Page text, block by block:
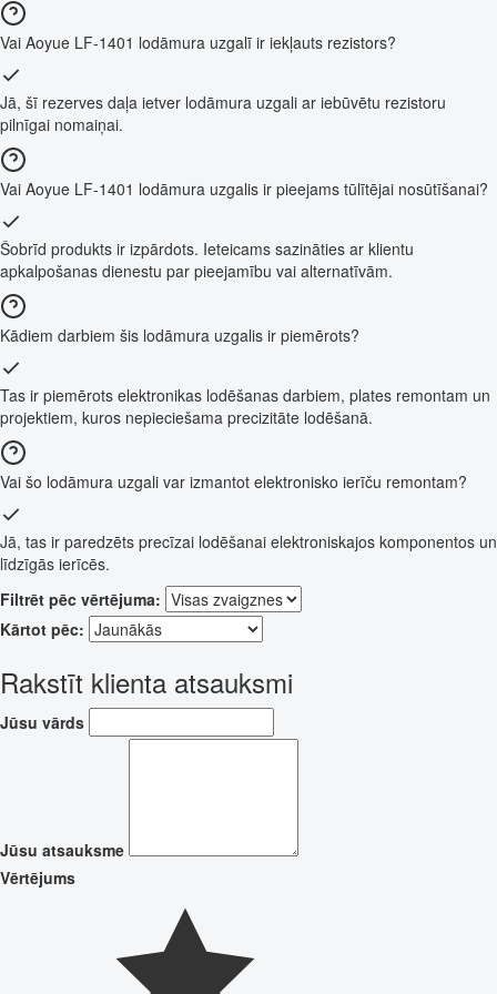
Vai Aoyue LF-1401 lodāmura uzgalī ir iekļauts rezistors?
Jā, šī rezerves daļa ietver lodāmura uzgali ar iebūvētu rezistoru
pilnīgai nomaiņai.
Vai Aoyue LF-1401 lodāmura uzgalis ir pieejams tūlītējai nosūtīšanai?
Šobrīd produkts ir izpārdots. Ieteicams sazināties ar klientu
apkalpošanas dienestu par pieejamību vai alternatīvām.
Kādiem darbiem šis lodāmura uzgalis ir piemērots?
Tas ir piemērots elektronikas lodēšanas darbiem, plates remontam un
projektiem, kuros nepieciešama precizitāte lodēšanā.
Vai šo lodāmura uzgali var izmantot elektronisko ierīču remontam?
Jā, tas ir paredzēts precīzai lodēšanai elektroniskajos komponentos un
līdzīgās ierīcēs.
Filtrēt pēc vērtējuma:
Kārtot pēc:
Rakstīt klienta atsauksmi
Jūsu vārds
Jūsu atsauksme
Vērtējums